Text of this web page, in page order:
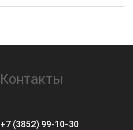
Контакты
+7 (3852) 99-10-30